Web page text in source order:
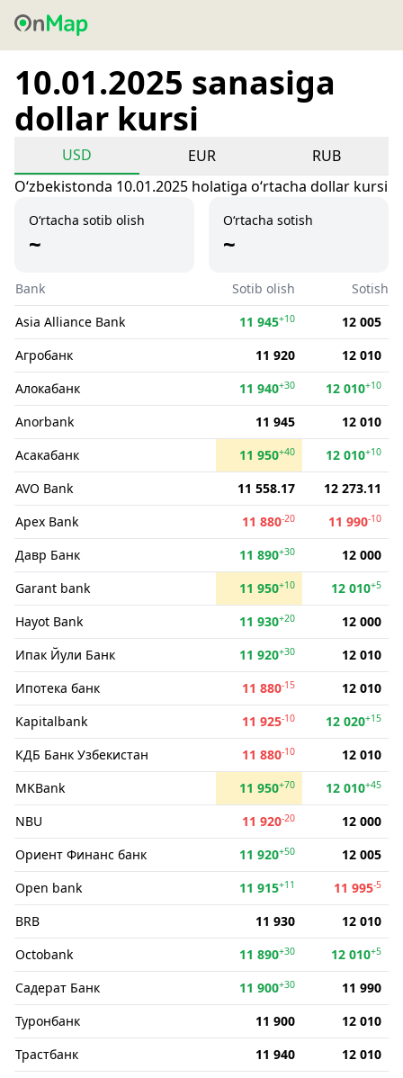
10.01.2025 sanasiga
dollar kursi
USD EUR
RUB
Oʻzbekistonda 10.01.2025 holatiga oʻrtacha dollar kursi
O‘rtacha sotib olish
~
O‘rtacha sotish
~
Bank Sotib olish
Sotish
Asia Alliance Bank
11 945+10
12 005
Агробанк
11 920
12 010
Алокабанк
11 940+30 12 010+10
Anorbank 11 945
12 010
Асакабанк
11 950+40 12 010+10
AVO Bank 11 558.17
12 273.11
Apex Bank
11 880-20 11 990-10
Давр Банк 11 890+30
12 000
Garant bank
11 950+10 12 010+5
Hayot Bank 11 930+20
12 000
Ипак Йули Банк
11 920+30
12 010
Ипотека банк
11 880-15
12 010
Kapitalbank
11 925-10 12 020+15
КДБ Банк Узбекистан 11 880-10
12 010
MKBank
11 950+70 12 010+45
NBU 11 920-20
12 000
Ориент Финанс банк
11 920+50
12 005
Open bank
11 915+11 11 995-5
BRB 11 930
12 010
Octobank
11 890+30 12 010+5
Садерат Банк 11 900+30
11 990
Туронбанк
11 900
12 010
Трастбанк
11 940
12 010